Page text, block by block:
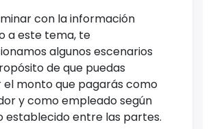
con la información
a este tema, te
algunos escenarios
de que puedas
monto que pagarás como
y como empleado según
establecido entre las partes.